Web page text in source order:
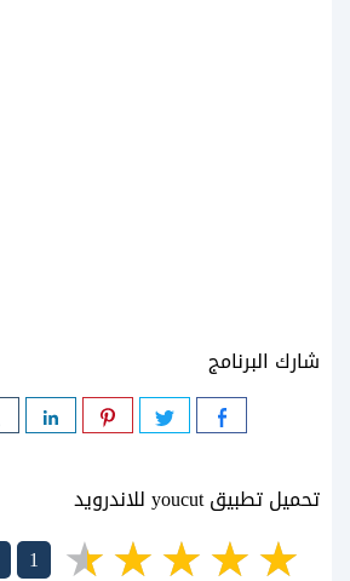
شارك البرنامج
تحميل تطبيق youcut للاندرويد
1